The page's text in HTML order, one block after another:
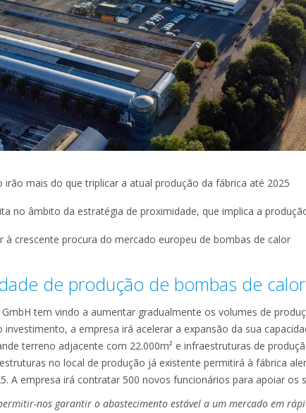
irão mais do que triplicar a atual produção da fábrica até 2025
no âmbito da estratégia de proximidade, que implica a
à crescente procura do mercado europeu de bombas de calor
de produção de bombas de
tem vindo a aumentar gradualmente os volumes de
a empresa irá acelerar a expansão da sua
terreno adjacente com 22.000m² e infraestruturas de
no local de produção já existente permitirá à fábrica
A empresa irá contratar 500 novos funcionários para apoiar os
nos garantir o abastecimento estável a um mercado em